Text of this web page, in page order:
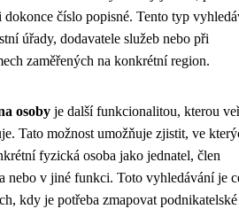
číslo popisné. Tento typ
úřady, dodavatele služeb nebo při
zaměřených na konkrétní region.
osoby je další funkcionalitou, kterou
Tato možnost umožňuje zjistit, ve
fyzická osoba jako jednatel, člen
nebo v jiné funkci. Toto vyhledávání je
kdy je potřeba zmapovat podnikatelské